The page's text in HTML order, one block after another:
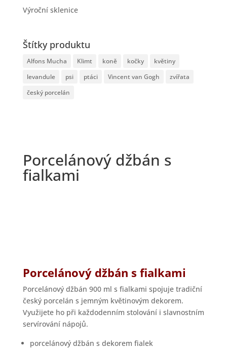
Výroční sklenice
Štítky produktu
Alfons Mucha Klimt koně kočky
květiny
levandule
psi ptáci Vincent van Gogh
zvířata
český porcelán
Porcelánový džbán s
fialkami
Porcelánový džbán s fialkami
Porcelánový džbán 900 ml s fialkami spojuje tradiční
český porcelán s jemným květinovým dekorem.
Využijete ho při každodenním stolování i slavnostním
servírování nápojů.
porcelánový džbán s dekorem fialek